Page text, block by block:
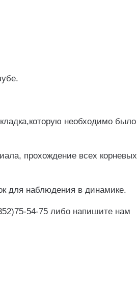
необходимо было
прохождение всех корневых
для наблюдения в динамике.
54-75 либо напишите нам